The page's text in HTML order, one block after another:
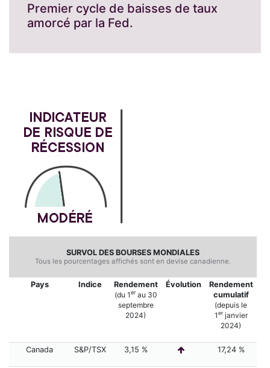
Premier cycle de baisses de taux
amorcé par la Fed.
SURVOL DES BOURSES MONDIALES
Tous les pourcentages affichés sont en devise canadienne.
Pays Indice
Rendement
(du 1erau 30
septembre
2024)
Évolution
Rendement
cumulatif
(depuis le
1erjanvier
2024)
Canada S&P/TSX 3,15 % 17,24 %